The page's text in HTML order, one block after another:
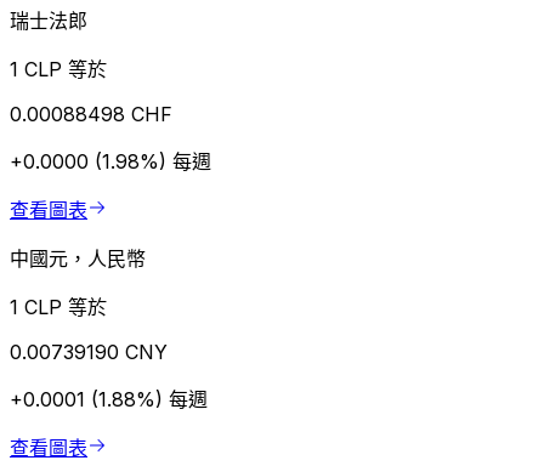
瑞士法郎
1 CLP 等於
0.00088498 CHF
+0.0000 (1.98%) 每週
查看圖表
中國元，人民幣
1 CLP 等於
0.00739190 CNY
+0.0001 (1.88%) 每週
查看圖表